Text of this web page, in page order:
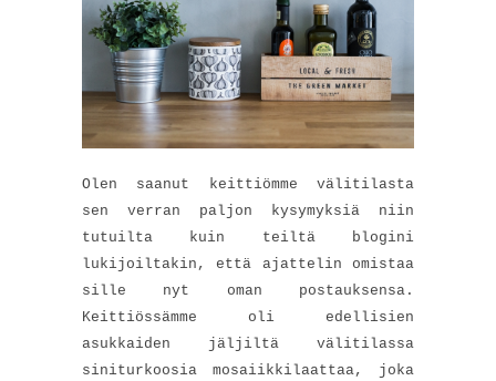
Olen saanut keittiömme välitilasta
sen verran paljon kysymyksiä niin
tutuilta kuin teiltä blogini
lukijoiltakin, että ajattelin omistaa
sille nyt oman postauksensa.
Keittiössämme oli edellisien
asukkaiden jäljiltä välitilassa
siniturkoosia mosaiikkilaattaa, joka